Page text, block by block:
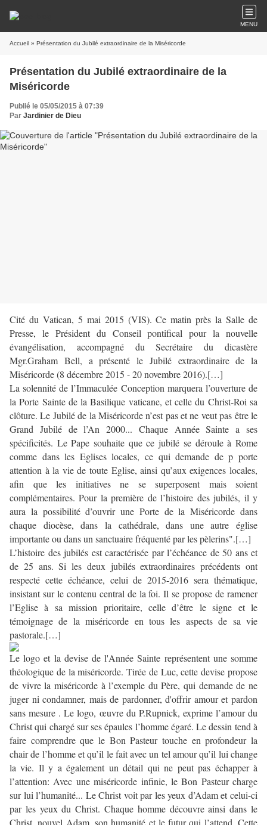
MENU
Accueil » Présentation du Jubilé extraordinaire de la Miséricorde
Présentation du Jubilé extraordinaire de la
Miséricorde
Publié le 05/05/2015 à 07:39
Par Jardinier de Dieu
Cité du Vatican, 5 mai 2015 (VIS). Ce matin près la Salle de
Presse, le Président du Conseil pontifical pour la nouvelle
évangélisation, accompagné du Secrétaire du dicastère
Mgr.Graham Bell, a présenté le Jubilé extraordinaire de la
Miséricorde (8 décembre 2015 - 20 novembre 2016).[…]
La solennité de l’Immaculée Conception marquera l’ouverture de
la Porte Sainte de la Basilique vaticane, et celle du Christ-Roi sa
clôture. Le Jubilé de la Miséricorde n’est pas et ne veut pas être le
Grand Jubilé de l’An 2000... Chaque Année Sainte a ses
spécificités. Le Pape souhaite que ce jubilé se déroule à Rome
comme dans les Eglises locales, ce qui demande de p porte
attention à la vie de toute Eglise, ainsi qu’aux exigences locales,
afin que les initiatives ne se superposent mais soient
complémentaires. Pour la première de l’histoire des jubilés, il y
aura la possibilité d’ouvrir une Porte de la Miséricorde dans
chaque diocèse, dans la cathédrale, dans une autre église
importante ou dans un sanctuaire fréquenté par les pèlerins".[…]
L’histoire des jubilés est caractérisée par l’échéance de 50 ans et
de 25 ans. Si les deux jubilés extraordinaires précédents ont
respecté cette échéance, celui de 2015-2016 sera thématique,
insistant sur le contenu central de la foi. Il se propose de ramener
l’Eglise à sa mission prioritaire, celle d’être le signe et le
témoignage de la miséricorde en tous les aspects de sa vie
pastorale.[…]
Le logo et la devise de l'Année Sainte représentent une somme
théologique de la miséricorde. Tirée de Luc, cette devise propose
de vivre la miséricorde à l’exemple du Père, qui demande de ne
juger ni condamner, mais de pardonner, d'offrir amour et pardon
sans mesure . Le logo, œuvre du P.Rupnick, exprime l’amour du
Christ qui chargé sur ses épaules l’homme égaré. Le dessin tend à
faire comprendre que le Bon Pasteur touche en profondeur la
chair de l’homme et qu’il le fait avec un tel amour qu’il lui change
la vie. Il y a également un détail qui ne peut pas échapper à
l’attention: Avec une miséricorde infinie, le Bon Pasteur charge
sur lui l’humanité... Le Christ voit par les yeux d’Adam et celui-ci
par les yeux du Christ. Chaque homme découvre ainsi dans le
Christ, nouvel Adam, son humanité et le futur qui l’attend. Cette